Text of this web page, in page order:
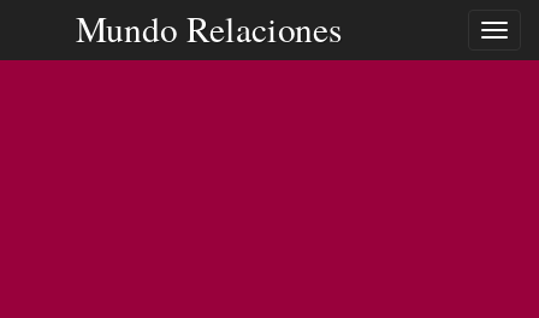
Mundo Relaciones